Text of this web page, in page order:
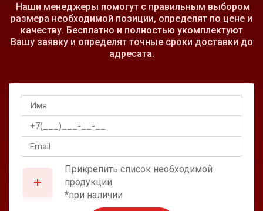
Наши менеджеры помогут с правильным выбором
размера необходимой позиции, определят по цене и
качеству. Бесплатно и полностью укомплектуют
Вашу заявку и определят точные сроки доставки до
адресата.
Прикрепить список необходимой
продукции
*при наличии